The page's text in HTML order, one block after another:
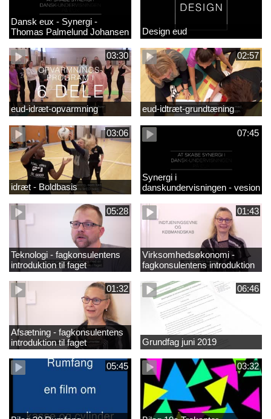
Dansk eux - Synergi -
Thomas Palmelund Johansen
Design eud
03:30
eud-idræt-opvarmning
02:57
eud-idtræt-grundtæning
03:06
idræt - Boldbasis
07:45
Synergi i
danskundervisningen - vesion
2
05:28
Teknologi - fagkonsulentens
introduktion til faget
01:43
Virksomhedsøkonomi -
fagkonsulentens introduktion
til faget
01:32
Afsætning - fagkonsulentens
introduktion til faget
06:46
Grundfag juni 2019
05:45 03:32